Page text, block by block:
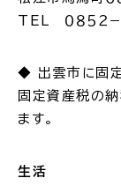
TEL ０８５２－
◆ 出雲市に固
固定資産税の
ます。
生活